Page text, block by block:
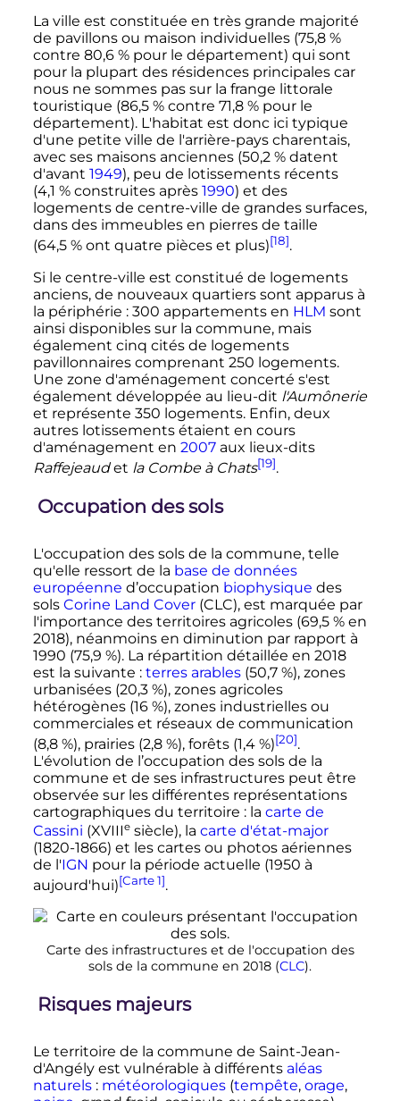
La ville est constituée en très grande majorité
de pavillons ou maison individuelles (75,8 %
contre 80,6 % pour le département) qui sont
pour la plupart des résidences principales car
nous ne sommes pas sur la frange littorale
touristique (86,5 % contre 71,8 % pour le
département). L'habitat est donc ici typique
d'une petite ville de l'arrière-pays charentais,
avec ses maisons anciennes (50,2 % datent
d'avant 1949), peu de lotissements récents
(4,1 % construites après 1990) et des
logements de centre-ville de grandes surfaces,
dans des immeubles en pierres de taille
(64,5 % ont quatre pièces et plus)[18].
Si le centre-ville est constitué de logements
anciens, de nouveaux quartiers sont apparus à
la périphérie : 300 appartements en HLM sont
ainsi disponibles sur la commune, mais
également cinq cités de logements
pavillonnaires comprenant 250 logements.
Une zone d'aménagement concerté s'est
également développée au lieu-dit l'Aumônerie
et représente 350 logements. Enfin, deux
autres lotissements étaient en cours
d'aménagement en 2007aux lieux-dits
Raffejeaudet la Combe à Chats[19].
Occupation des sols
L'occupation des sols de la commune, telle
qu'elle ressort de la base de données
européenne d’occupation biophysique des
sols Corine Land Cover(CLC), est marquée par
l'importance des territoires agricoles (69,5 % en
2018), néanmoins en diminution par rapport à
1990 (75,9 %). La répartition détaillée en 2018
est la suivante : terres arables(50,7 %), zones
urbanisées (20,3 %), zones agricoles
hétérogènes (16 %), zones industrielles ou
commerciales et réseaux de communication
(8,8 %), prairies (2,8 %), forêts (1,4 %)[20].
L'évolution de l’occupation des sols de la
commune et de ses infrastructures peut être
observée sur les différentes représentations
cartographiques du territoire : la carte de
Cassini (XVIIIe siècle), la carte d'état-major
(1820-1866) et les cartes ou photos aériennes
de l'IGN pour la période actuelle (1950 à
aujourd'hui)[Carte 1].
Carte des infrastructures et de l'occupation des
sols de la commune en 2018 (CLC).
Risques majeurs
Le territoire de la commune de Saint-Jean-
d'Angély est vulnérable à différents aléas
naturels : météorologiques(tempête, orage,